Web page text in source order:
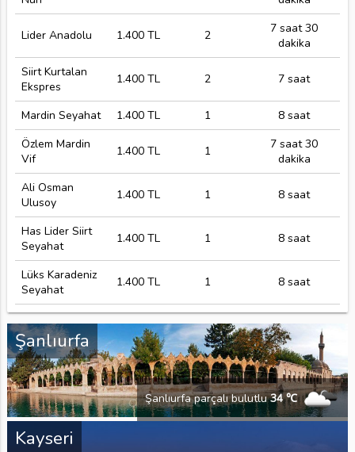
Lider Anadolu 1.400 TL 2
7 saat 30
dakika
Siirt Kurtalan
Ekspres
1.400 TL 2 7 saat
Mardin Seyahat 1.400 TL 1
8 saat
Özlem Mardin
Vif
1.400 TL 1
7 saat 30
dakika
Ali Osman
Ulusoy
1.400 TL 1 8 saat
Has Lider Siirt
Seyahat
1.400 TL 1 8 saat
Lüks Karadeniz
Seyahat
1.400 TL 1 8 saat
Şanlıurfa
Şanlıurfa parçalı bulutlu34 ℃
Kayseri